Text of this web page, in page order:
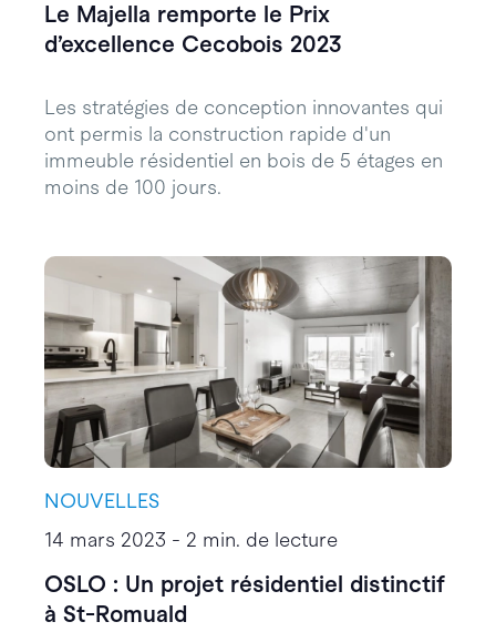
Le Majella remporte le Prix
d’excellence Cecobois 2023
Les stratégies de conception innovantes qui
ont permis la construction rapide d'un
immeuble résidentiel en bois de 5 étages en
moins de 100 jours.
NOUVELLES
14 mars 2023 - 2 min. de lecture
OSLO : Un projet résidentiel distinctif
à St-Romuald